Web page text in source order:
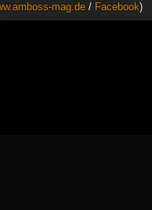
mag.de / Facebook)